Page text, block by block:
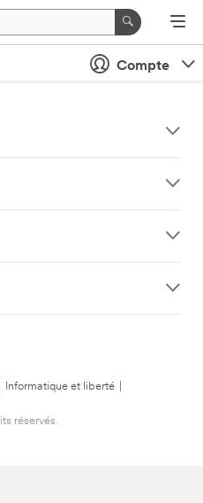
Compte
Informatique et liberté
réservés.